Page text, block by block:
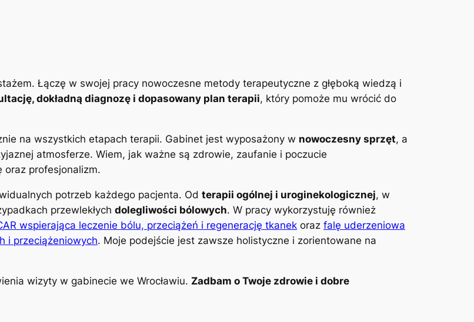
Łączę w swojej pracy nowoczesne metody terapeutyczne z głęboką wiedzą i
dokładną diagnozę i dopasowany plan terapii, który pomoże mu wrócić do
na wszystkich etapach terapii. Gabinet jest wyposażony w nowoczesny sprzęt, a
atmosferze. Wiem, jak ważne są zdrowie, zaufanie i poczucie
oraz profesjonalizm.
potrzeb każdego pacjenta. Od terapii ogólnej i uroginekologicznej, w
przewlekłych dolegliwości bólowych. W pracy wykorzystuję również
wspierająca leczenie bólu, przeciążeń i regenerację tkanek oraz falę uderzeniowa
i przeciążeniowych. Moje podejście jest zawsze holistyczne i zorientowane na
wizyty w gabinecie we Wrocławiu. Zadbam o Twoje zdrowie i dobre